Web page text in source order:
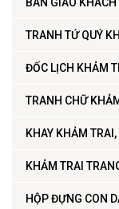
TRANH TỨ QUÝ
ĐỐC LỊCH KHẢM
TRANH CHỮ
KHAY KHẢM TRAI,
KHẢM TRAI
HỘP ĐỰNG CON